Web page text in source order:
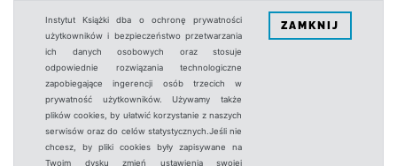
Instytut Książki dba o ochronę prywatności
użytkowników i bezpieczeństwo przetwarzania
ich danych osobowych oraz stosuje
odpowiednie rozwiązania technologiczne
zapobiegające ingerencji osób trzecich w
prywatność użytkowników. Używamy także
plików cookies, by ułatwić korzystanie z naszych
serwisów oraz do celów statystycznych.Jeśli nie
chcesz, by pliki cookies były zapisywane na
Twoim dysku zmień ustawienia swojej
ZAMKNIJ